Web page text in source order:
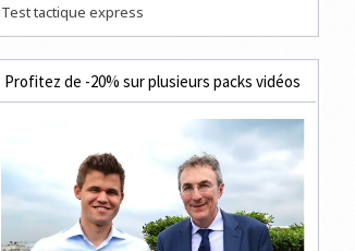
Test tactique express
Profitez de -20% sur plusieurs packs vidéos